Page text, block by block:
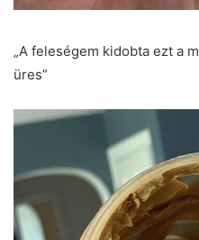
„A feleségem kidobta ezt a
üres”